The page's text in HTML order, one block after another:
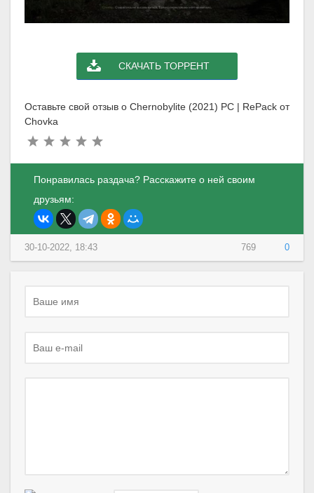
СКАЧАТЬ ТОРРЕНТ
Оставьте свой отзыв о Chernobylite (2021) PC | RePack от
Chovka
Понравилась раздача? Расскажите о ней своим
друзьям:
769 0
30-10-2022, 18:43